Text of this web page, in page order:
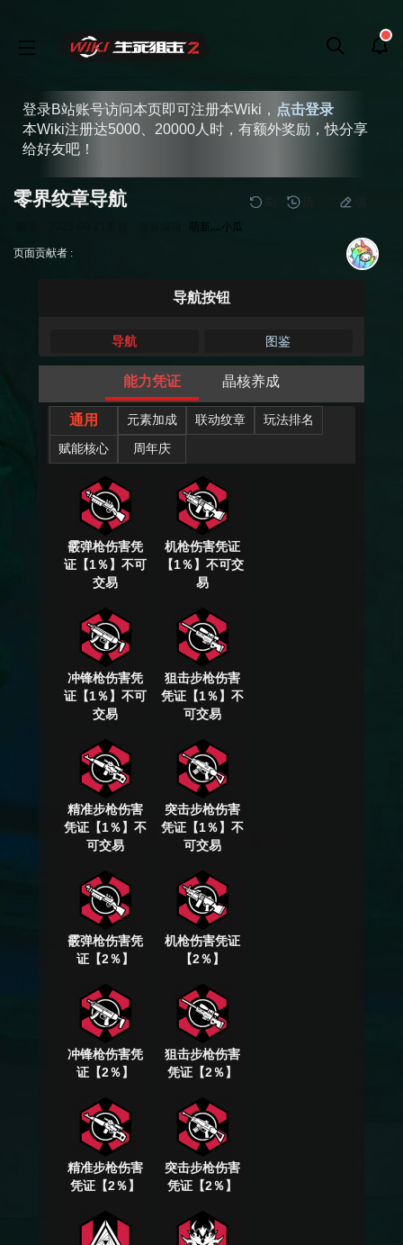
登录B站账号访问本页即可注册本Wiki， 点击登录
本Wiki注册达5000、20000人时，有额外奖励，快分享
给好友吧！
零界纹章导航
萌新灬小瓜
跳
跳
页面贡献者 :
导航按钮
导航 图鉴
能力凭证 晶核养成
通用 元素加成 联动纹章 玩法排名
赋能核心 周年庆
霰弹枪伤害凭
证【1％】不可
交易
机枪伤害凭证
【1％】不可交
易
冲锋枪伤害凭
证【1％】不可
交易
狙击步枪伤害
凭证【1％】不
可交易
精准步枪伤害
凭证【1％】不
可交易
突击步枪伤害
凭证【1％】不
可交易
霰弹枪伤害凭
证【2％】
机枪伤害凭证
【2％】
冲锋枪伤害凭
证【2％】
狙击步枪伤害
凭证【2％】
精准步枪伤害
凭证【2％】
突击步枪伤害
凭证【2％】